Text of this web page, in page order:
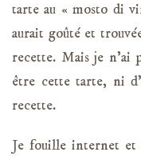
tarte au « mosto di
aurait goûté et
recette. Mais je n’ai
être cette tarte, ni
recette.
Je fouille internet et